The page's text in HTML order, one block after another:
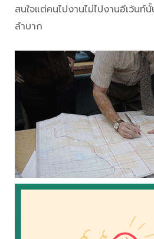
สนใจแต่คนไปงานไม่ไปงานอีเว้นท์
ลำบาก